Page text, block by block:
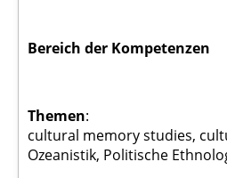
Bereich der Kompetenzen
Themen:
cultural memory studies,
Ozeanistik, Politische